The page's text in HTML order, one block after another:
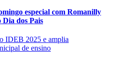
especial com Romanilly
dos Pais